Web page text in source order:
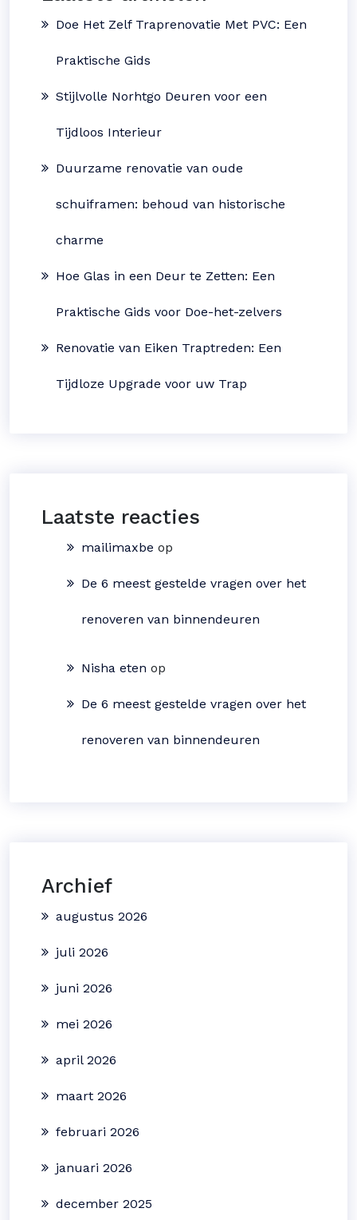
Doe Het Zelf Traprenovatie Met PVC: Een
Praktische Gids
Stijlvolle Norhtgo Deuren voor een
Tijdloos Interieur
Duurzame renovatie van oude
schuiframen: behoud van historische
charme
Hoe Glas in een Deur te Zetten: Een
Praktische Gids voor Doe-het-zelvers
Renovatie van Eiken Traptreden: Een
Tijdloze Upgrade voor uw Trap
Laatste reacties
mailimaxbe op
De 6 meest gestelde vragen over het
renoveren van binnendeuren
Nisha eten op
De 6 meest gestelde vragen over het
renoveren van binnendeuren
Archief
augustus 2026
juli 2026
juni 2026
mei 2026
april 2026
maart 2026
februari 2026
januari 2026
december 2025